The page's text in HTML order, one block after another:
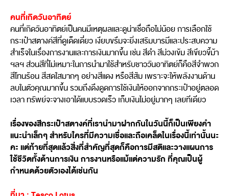
คนที่เกิดวันอาทิตย์
คนที่เกิดวันอาทิตย์เป็นคนมีเหตุผลและดูน่าเชื่อถือไม่น้อย การเลือกใช้
กระเป๋าสตางค์สีที่ดูเด็ดเดี่ยว เงียบขรึมจะยิ่งเสริมบารมีและประสบความ
สำเร็จในเรื่องการงานและการเงินมากขึ้น เช่น สีดำ สีม่วงเข้ม สีเขียวขี้ม้า
ฯลฯ ส่วนสีที่ไม่เหมาะในการนำมาใช้สำหรับชาววันอาทิตย์ก็คือสีจำพวก
สีโทนร้อน สีสดใสมากๆ อย่างสีแดง หรือสีส้ม เพราะจะให้พลังงานด้าน
ลบในตัวคุณมากขึ้น รวมถึงดึงดูดการใช้เงินให้ออกจากกระเป๋าอยู่ตลอด
เวลา ทรัพย์จะจางเอาได้แบบรวดเร็ว เก็บเงินไม่อยู่มากๆ เลยทีเดียว
เรื่องของสีกระเป๋าสตางค์ที่เรานำมาฝากกันในวันนี้ก็เป็นเพียงคำ
แนะนำเล็กๆ สำหรับใครที่มีความเชื่อและถือเคล็ดในเรื่องนี้เท่านั้นนะ
คะ แต่ท้ายที่สุดแล้วสิ่งที่สำคัญที่สุดก็คือการมีสติและวางแผนการ
ใช้ชีวิตทั้งด้านการเงิน การงานหรือแม้แต่ความรัก ที่คุณเป็นผู้
กำหนดด้วยตัวเองได้เช่นกัน